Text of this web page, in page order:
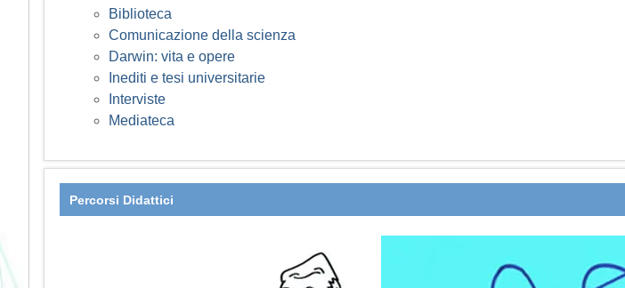
Biblioteca
Comunicazione della scienza
Darwin: vita e opere
Inediti e tesi universitarie
Interviste
Mediateca
Percorsi Didattici